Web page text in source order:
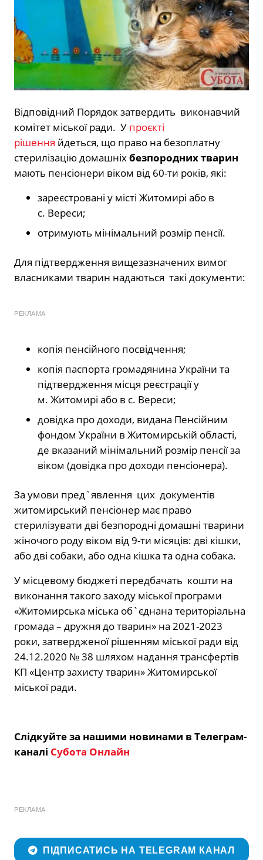
Відповідний Порядок затвердить виконавчий
комітет міської ради. У проєкті
рішення йдеться, що право на безоплатну
стерилізацію домашніхбезпородних тварин
мають пенсіонери віком від 60-ти років, які:
зареєстровані у місті Житомирі або в
с. Вереси;
отримують мінімальний розмір пенсії.
Для підтвердження вищезазначених вимог
власниками тварин надаються такі документи:
РЕКЛАМА
копія пенсійного посвідчення;
копія паспорта громадянина України та
підтвердження місця реєстрації у
м. Житомирі або в с. Вереси;
довідка про доходи, видана Пенсійним
фондом України в Житомирській області,
де вказаний мінімальний розмір пенсії за
віком (довідка про доходи пенсіонера).
За умови пред`явлення цих документів
житомирський пенсіонер має право
стерилізувати дві безпородні домашні тварини
жіночого роду віком від 9-ти місяців: дві кішки,
або дві собаки, або одна кішка та одна собака.
У місцевому бюджеті передбачать кошти на
виконання такого заходу міської програми
«Житомирська міська об`єднана територіальна
громада – дружня до тварин» на 2021-2023
роки, затвердженої рішенням міської ради від
24.12.2020 № 38 шляхом надання трансфертів
КП «Центр захисту тварин» Житомирської
міської ради.
Слідкуйте за нашими новинами в Телеграм-
каналі Субота Онлайн
РЕКЛАМА
ПІДПИСАТИСЬ НА TELEGRAM КАНАЛ